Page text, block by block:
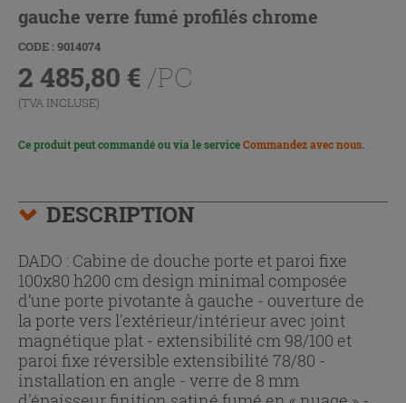
gauche verre fumé profilés chrome
CODE : 9014074
2 485,80 € /PC
(TVA INCLUSE)
Ce produit peut commandé ou via le serviceCommandez avec nous.
DESCRIPTION
DADO : Cabine de douche porte et paroi fixe
100x80 h200 cm design minimal composée
d’une porte pivotante à gauche - ouverture de
la porte vers l'extérieur/intérieur avec joint
magnétique plat - extensibilité cm 98/100 et
paroi fixe réversible extensibilité 78/80 -
installation en angle - verre de 8 mm